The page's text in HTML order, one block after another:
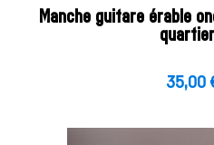
Manche guitare érable
35,00